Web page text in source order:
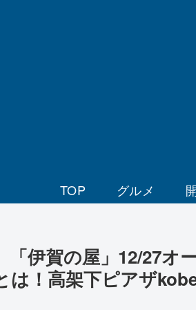
TOP グルメ
「伊賀の屋」12/27
は！高架下ピアザ